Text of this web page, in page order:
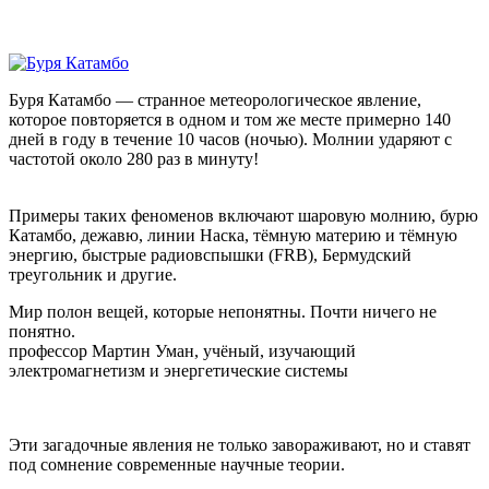
Буря Катамбо — странное метеорологическое явление,
которое повторяется в одном и том же месте примерно 140
дней в году в течение 10 часов (ночью). Молнии ударяют с
частотой около 280 раз в минуту!
Примеры таких феноменов включают шаровую молнию, бурю
Катамбо, дежавю, линии Наска, тёмную материю и тёмную
энергию, быстрые радиовспышки (FRB), Бермудский
треугольник и другие.
Мир полон вещей, которые непонятны. Почти ничего не
понятно.
профессор Мартин Уман, учёный, изучающий
электромагнетизм и энергетические системы
Эти загадочные явления не только завораживают, но и ставят
под сомнение современные научные теории.